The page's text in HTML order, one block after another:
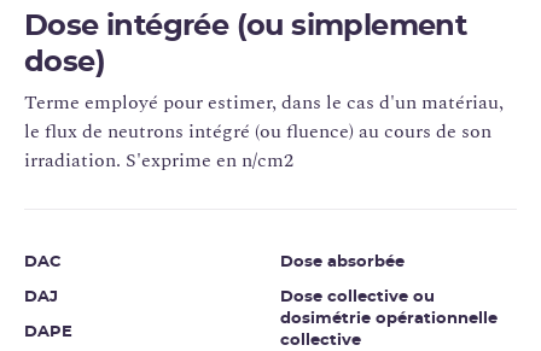
Dose intégrée (ou simplement
dose)
Terme employé pour estimer, dans le cas d'un matériau,
le flux de neutrons intégré (ou fluence) au cours de son
irradiation. S'exprime en n/cm2
DAC
DAJ
DAPE
Dose absorbée
Dose collective ou
dosimétrie opérationnelle
collective